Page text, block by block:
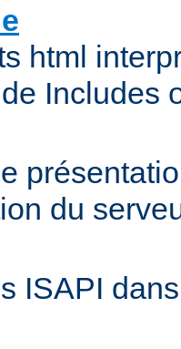
html
Includes
du
ISAPI